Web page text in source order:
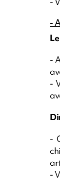
-
-
-
-
-